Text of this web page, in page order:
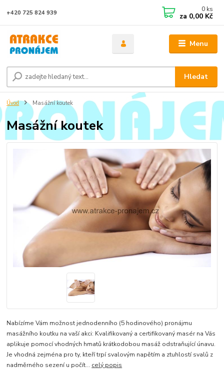
Menu
Hledat
+420 725 824 939 0 ks
za 0,00 Kč
Úvod Masážní koutek
Masážní koutek
Nabízíme Vám možnost jednodenního (5 hodinového) pronájmu
masážního koutku na vaší akci: Kvalifikovaný a certifikovaný masér na Vás
aplikuje pomocí vhodných hmatů krátkodobou masáž odstraňující únavu.
Je vhodná zejména pro ty, kteří trpí svalovým napětím a ztuhlostí svalů z
nadměrného sezení u počít... celý popis